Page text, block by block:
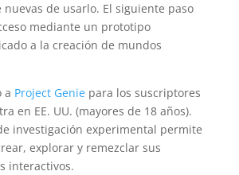
de usarlo. El siguiente paso
mediante un prototipo
a la creación de mundos
a Project Geniepara los suscriptores
en EE. UU. (mayores de 18 años).
investigación experimental permite
explorar y remezclar sus
interactivos.